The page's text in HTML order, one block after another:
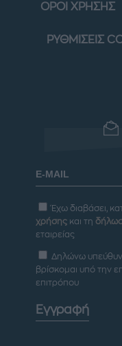
ΟΡΟΙ ΧΡΗΣΗΣ
ΡΥΘΜΙΣΕΙΣ
Έχω διαβάσει,
χρήσης και τη
εταιρείας
Δηλώνω
βρίσκομαι υπό την
επιτρόπου
Εγγραφή